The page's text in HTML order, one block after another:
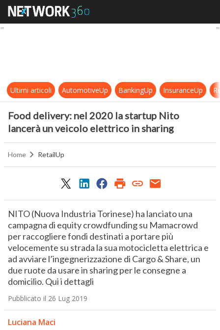
Food delivery: nel 2020 la
Ultimi articoli AutomotiveUp BankingUp InsuranceUp
Food delivery: nel 2020 la startup Nito
lancerà un veicolo elettrico in sharing
Home RetailUp
NITO (Nuova Industria Torinese) ha lanciato una
campagna di equity crowdfunding su Mamacrowd
per raccogliere fondi destinati a portare più
velocemente su strada la sua motocicletta elettrica e
ad avviare l’ingegnerizzazione di Cargo & Share, un
due ruote da usare in sharing per le consegne a
domicilio. Qui i dettagli
Pubblicato il 26 Lug 2019
Luciana Maci